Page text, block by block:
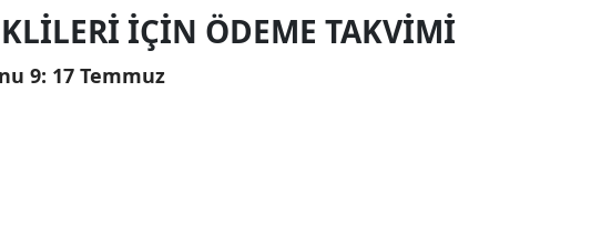
IÇIN ÖDEME TAKVIMI
9: 17 Temmuz